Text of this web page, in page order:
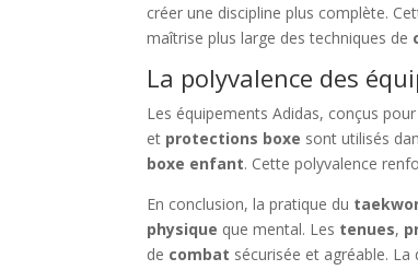
créer une discipline plus complète.
maîtrise plus large des techniques de
La polyvalence des
Les équipements Adidas, conçus
et protections boxe sont utilisés
boxe enfant. Cette polyvalence
En conclusion, la pratique du
physique que mental. Les tenues,
de combat sécurisée et agréable.